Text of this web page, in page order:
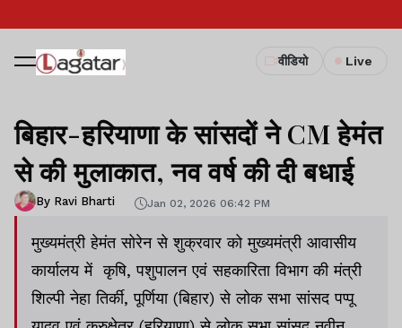
वीडियो Live
बिहार-हरियाणा के सांसदों ने CM हेमंत
से की मुलाकात, नव वर्ष की दी बधाई
By Ravi Bharti Jan 02, 2026 06:42 PM
मुख्यमंत्री हेमंत सोरेन से शुक्रवार को मुख्यमंत्री आवासीय
कार्यालय में कृषि, पशुपालन एवं सहकारिता विभाग की मंत्री
शिल्पी नेहा तिर्की, पूर्णिया (बिहार) से लोक सभा सांसद पप्पू